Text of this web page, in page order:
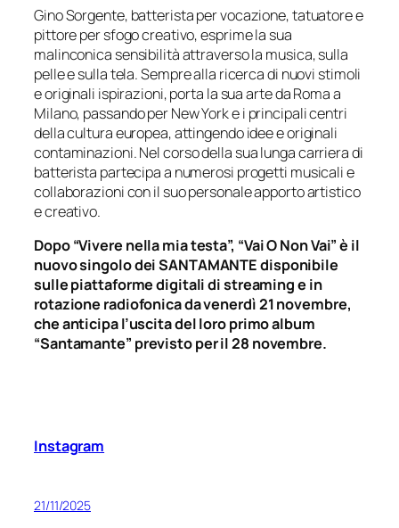
Gino Sorgente, batterista per vocazione, tatuatore e
pittore per sfogo creativo, esprime la sua
malinconica sensibilità attraverso la musica, sulla
pelle e sulla tela. Sempre alla ricerca di nuovi stimoli
e originali ispirazioni, porta la sua arte da Roma a
Milano, passando per New York e i principali centri
della cultura europea, attingendo idee e originali
contaminazioni. Nel corso della sua lunga carriera di
batterista partecipa a numerosi progetti musicali e
collaborazioni con il suo personale apporto artistico
e creativo.
Dopo “Vivere nella mia testa”, “Vai O Non Vai” è il
nuovo singolo dei SANTAMANTE disponibile
sulle piattaforme digitali di streaming e in
rotazione radiofonica da venerdì 21 novembre,
che anticipa l’uscita del loro primo album
“Santamante” previsto per il 28 novembre.
Instagram
21/11/2025